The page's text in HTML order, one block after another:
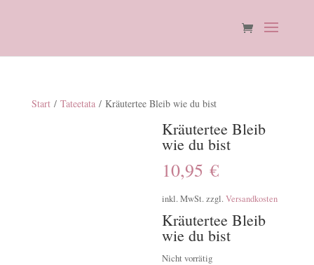
Start/ Tateetata/ Kräutertee Bleib wie du bist
Kräutertee Bleib
wie du bist
10,95€
inkl. MwSt. zzgl.Versandkosten
Kräutertee Bleib
wie du bist
Nicht vorrätig